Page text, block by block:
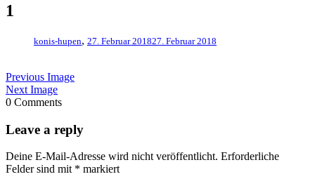
1
konis-hupen, 27. Februar 201827. Februar 2018
Previous Image
Next Image
0 Comments
Leave a reply
Deine E-Mail-Adresse wird nicht veröffentlicht. Erforderliche
Felder sind mit * markiert